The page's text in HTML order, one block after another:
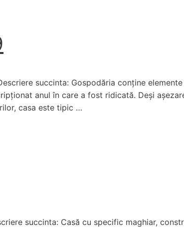
succinta: Gospodăria conține
anul în care a fost ridicată. Deși
casa este tipic …
succinta: Casă cu specific maghiar,